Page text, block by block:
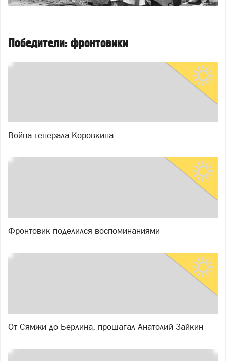
Победители: фронтовики
Война генерала Коровкина
Фронтовик поделился воспоминаниями
От Сямжи до Берлина, прошагал Анатолий Зайкин